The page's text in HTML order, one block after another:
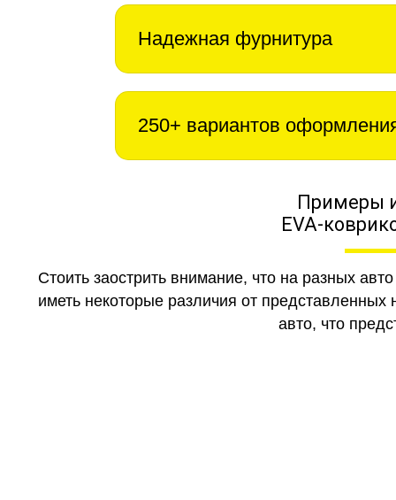
Надежная фурнитура
250+ вариантов
Примеры
EVA-
Стоить заострить внимание, что на разных
иметь некоторые различия от
авто, что